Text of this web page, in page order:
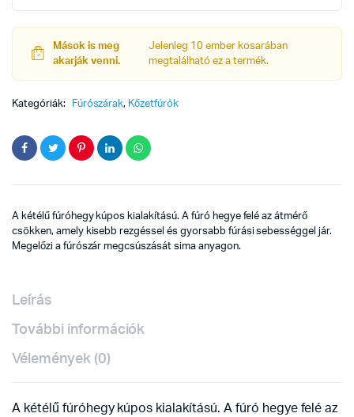
Mások is meg
akarják venni.
Jelenleg 10 ember kosarában
megtalálható ez a termék.
Kategóriák: Fúrószárak, Kőzetfúrók
A kétélű fúróhegy kúpos kialakítású. A fúró hegye felé az átmérő
csökken, amely kisebb rezgéssel és gyorsabb fúrási sebességgel jár.
Megelőzi a fúrószár megcsúszását sima anyagon.
Leírás
További információk
Vélemények (0)
A kétélű fúróhegy kúpos kialakítású. A fúró hegye felé az